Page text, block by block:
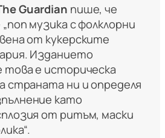
Guardian пише, че
„поп музика с фолклорни
от кукерските
Изданието
това е историческа
страната ни и определя
като
от ритъм, маски